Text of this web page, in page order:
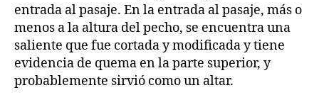
entrada al pasaje. En la entrada al pasaje, más o
menos a la altura del pecho, se encuentra una
saliente que fue cortada y modificada y tiene
evidencia de quema en la parte superior, y
probablemente sirvió como un altar.